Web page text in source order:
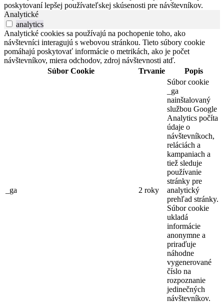
poskytovaní lepšej používateľskej skúsenosti pre návštevníkov.
Analytické
analytics
Analytické cookies sa používajú na pochopenie toho, ako
návštevníci interagujú s webovou stránkou. Tieto súbory cookie
pomáhajú poskytovať informácie o metrikách, ako je počet
návštevníkov, miera odchodov, zdroj návštevnosti atď.
Súbor Cookie
Trvanie Popis
_ga 2 roky
Súbor cookie
_ga
nainštalovaný
službou Google
Analytics počíta
údaje o
návštevníkoch,
reláciách a
kampaniach a
tiež sleduje
používanie
stránky pre
analytický
prehľad stránky.
Súbor cookie
ukladá
informácie
anonymne a
priraďuje
náhodne
vygenerované
číslo na
rozpoznanie
jedinečných
návštevníkov.